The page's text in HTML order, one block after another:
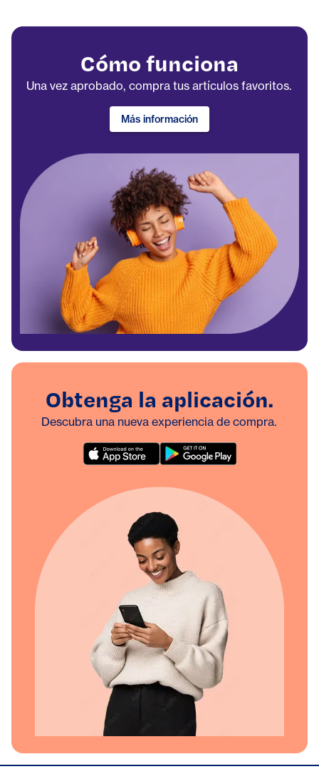
Cómo funciona
Una vez aprobado, compra tus artículos favoritos.
Más información
Obtenga la aplicación.
Descubra una nueva experiencia de compra.